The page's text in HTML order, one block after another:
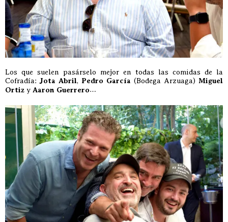
Los que suelen pasárselo mejor en todas las comidas de la
Cofradía: Jota Abril, Pedro García (Bodega Arzuaga) Miguel
Ortiz y Aaron Guerrero…